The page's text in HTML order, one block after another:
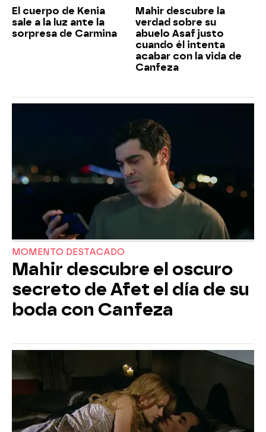
El cuerpo de Kenia
sale a la luz ante la
sorpresa de Carmina
Mahir descubre la
verdad sobre su
abuelo Asaf justo
cuando él intenta
acabar con la vida de
Canfeza
MOMENTO DESTACADO
Mahir descubre el oscuro
secreto de Afet el día de su
boda con Canfeza